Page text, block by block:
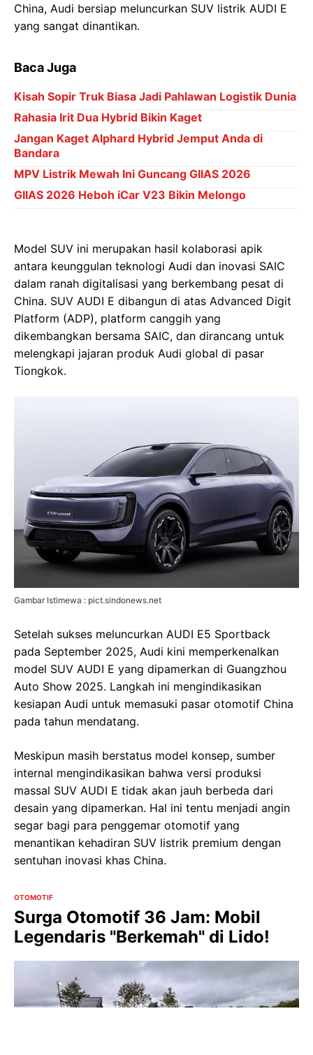
China, Audi bersiap meluncurkan SUV listrik AUDI E
yang sangat dinantikan.
Baca Juga
Kisah Sopir Truk Biasa Jadi Pahlawan Logistik Dunia
Rahasia Irit Dua Hybrid Bikin Kaget
Jangan Kaget Alphard Hybrid Jemput Anda di
Bandara
MPV Listrik Mewah Ini Guncang GIIAS 2026
GIIAS 2026 Heboh iCar V23 Bikin Melongo
Model SUV ini merupakan hasil kolaborasi apik
antara keunggulan teknologi Audi dan inovasi SAIC
dalam ranah digitalisasi yang berkembang pesat di
China. SUV AUDI E dibangun di atas Advanced Digit
Platform (ADP), platform canggih yang
dikembangkan bersama SAIC, dan dirancang untuk
melengkapi jajaran produk Audi global di pasar
Tiongkok.
Gambar Istimewa : pict.sindonews.net
Setelah sukses meluncurkan AUDI E5 Sportback
pada September 2025, Audi kini memperkenalkan
model SUV AUDI E yang dipamerkan di Guangzhou
Auto Show 2025. Langkah ini mengindikasikan
kesiapan Audi untuk memasuki pasar otomotif China
pada tahun mendatang.
Meskipun masih berstatus model konsep, sumber
internal mengindikasikan bahwa versi produksi
massal SUV AUDI E tidak akan jauh berbeda dari
desain yang dipamerkan. Hal ini tentu menjadi angin
segar bagi para penggemar otomotif yang
menantikan kehadiran SUV listrik premium dengan
sentuhan inovasi khas China.
OTOMOTIF
Surga Otomotif 36 Jam: Mobil
Legendaris "Berkemah" di Lido!